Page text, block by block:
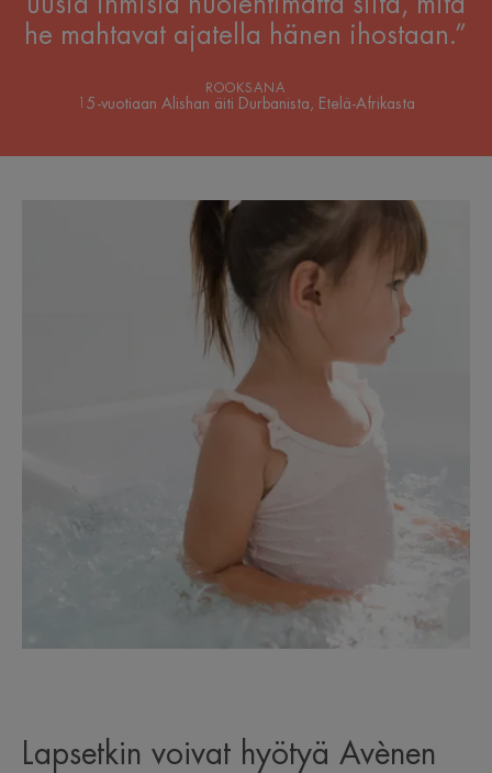
he mahtavat ajatella hänen ihostaan.”
ROOKSANA
15-vuotiaan Alishan äiti Durbanista, Etelä-Afrikasta
Lapsetkin voivat hyötyä Avènen